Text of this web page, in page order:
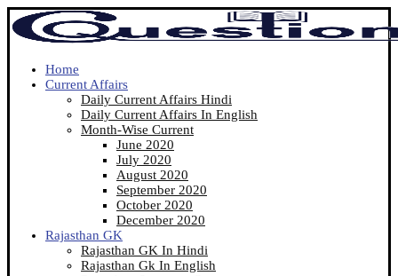
Home
Current Affairs
Daily Current Affairs Hindi
Daily Current Affairs In English
Month-Wise Current
June 2020
July 2020
August 2020
September 2020
October 2020
December 2020
Rajasthan GK
Rajasthan GK In Hindi
Rajasthan Gk In English